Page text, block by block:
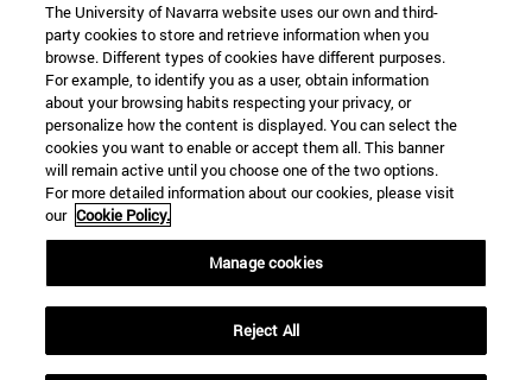
The University of Navarra website uses our own and third-
party cookies to store and retrieve information when you
browse. Different types of cookies have different purposes.
For example, to identify you as a user, obtain information
about your browsing habits respecting your privacy, or
personalize how the content is displayed. You can select the
cookies you want to enable or accept them all. This banner
will remain active until you choose one of the two options.
For more detailed information about our cookies, please visit
our Cookie Policy.
Manage cookies
Reject All